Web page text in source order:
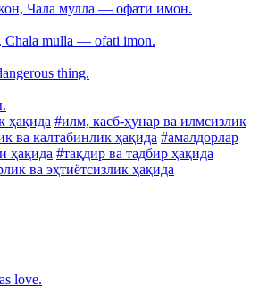
Чала мулла — офати имон.
mulla — ofati imon.
thing.
ҳақида #илм, касб-ҳунар ва илмсизлик
ва калтабинлик ҳақида #амалдорлар
ҳақида #тақдир ва тадбир ҳақида
ва эҳтиётсизлик ҳақида
love.